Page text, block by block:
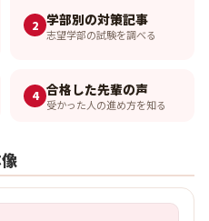
2 学部別の対策記事
志望学部の試験を調べる
4 合格した先輩の声
受かった人の進め方を知る